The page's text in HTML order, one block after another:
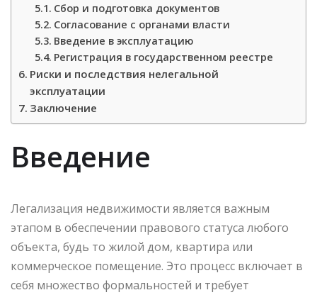
Сбор и подготовка документов
Согласование с органами власти
Введение в эксплуатацию
Регистрация в государственном реестре
Риски и последствия нелегальной
эксплуатации
Заключение
Введение
Легализация недвижимости является важным
этапом в обеспечении правового статуса любого
объекта, будь то жилой дом, квартира или
коммерческое помещение. Это процесс включает в
себя множество формальностей и требует